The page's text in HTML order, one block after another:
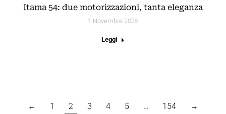
Itama 54: due motorizzazioni, tanta eleganza
1 Novembre 2025
Leggi
← 1 2 3 4 5 … 154 →